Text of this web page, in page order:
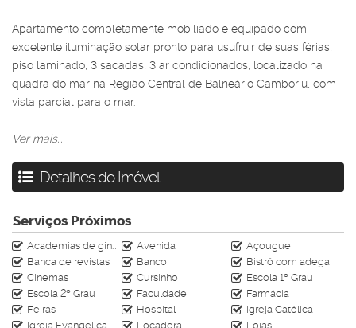
Apartamento completamente mobiliado e equipado com
excelente iluminação solar pronto para usufruir de suas férias,
piso laminado, 3 sacadas, 3 ar condicionados, localizado na
quadra do mar na Região Central de Balneário Camboriú, com
vista parcial para o mar.
1 Suítes + 1 Dormitórios, Sala de jantar e star, sacada na sala
Ambientes climatizados
1 Vaga de Garagem
Mobiliado e Equipado
R$ 5.000,00
Os valores podem sofrer alterações sem aviso prévio
Entre em contato para saber mais informações sobre esse
Ver mais...
Detalhes do Imóvel
Serviços Próximos
Academias de ginástica Avenida
Açougue
Banca de revistas
Banco
Bistrô com adega
Cinemas
Cursinho
Escola 1º Grau
Escola 2º Grau
Faculdade
Farmácia
Feiras
Hospital
Igreja Católica
Igreja Evangélica
Locadora
Lojas